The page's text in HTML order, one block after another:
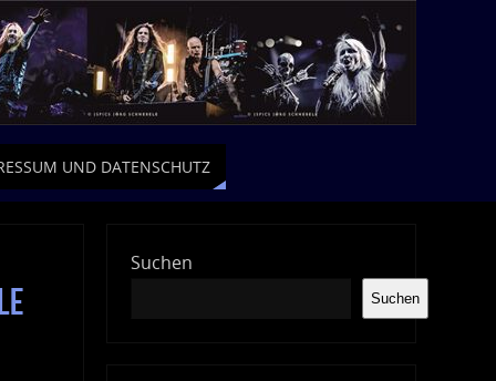
UND DATENSCHUTZ
Suchen
Suchen